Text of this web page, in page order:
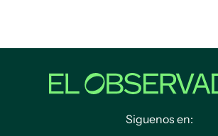
Siguenos en: